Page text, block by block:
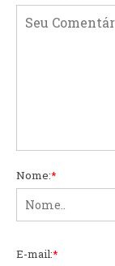
Nome:*
E-mail:*